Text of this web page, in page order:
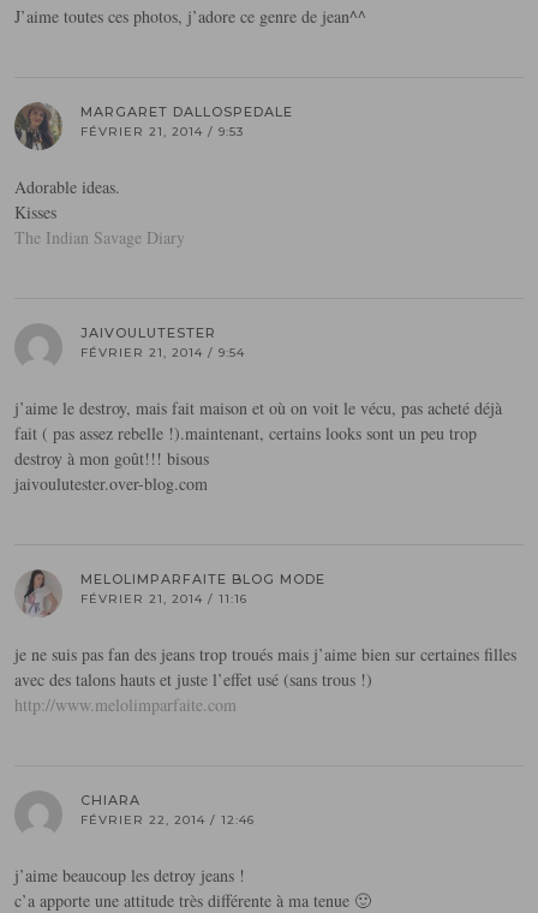
J’aime toutes ces photos, j’adore ce genre de jean^^
MARGARET DALLOSPEDALE
FÉVRIER 21, 2014 / 9:53
Adorable ideas.
Kisses
The Indian Savage Diary
JAIVOULUTESTER
FÉVRIER 21, 2014 / 9:54
j’aime le destroy, mais fait maison et où on voit le vécu, pas acheté déjà
fait ( pas assez rebelle !).maintenant, certains looks sont un peu trop
destroy à mon goût!!! bisous
jaivoulutester.over-blog.com
MELOLIMPARFAITE BLOG MODE
FÉVRIER 21, 2014 / 11:16
je ne suis pas fan des jeans trop troués mais j’aime bien sur certaines filles
avec des talons hauts et juste l’effet usé (sans trous !)
http://www.melolimparfaite.com
CHIARA
FÉVRIER 22, 2014 / 12:46
j’aime beaucoup les detroy jeans !
c’a apporte une attitude très différente à ma tenue 🙂